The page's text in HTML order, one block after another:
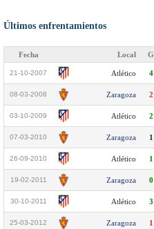
Últimos enfrentamientos
Fecha Local
21-10-2007 Atlético
08-03-2008 Zaragoza
03-10-2009 Atlético
07-03-2010 Zaragoza
26-09-2010 Atlético
19-02-2011 Zaragoza
30-10-2011 Atlético
25-03-2012 Zaragoza